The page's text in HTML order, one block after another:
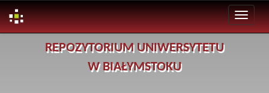
REPOZYTORIUM UNIWERSYTETU
W BIAŁYMSTOKU